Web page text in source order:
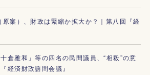
案）、財政は緊縮か拡大か？｜第八回『経
倉雅和」等の四名の民間議員、“相殺”の意
経済財政諮問会議』